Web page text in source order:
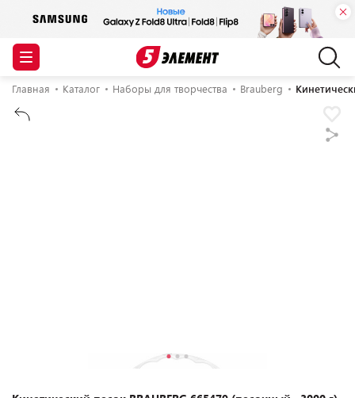
Главная Каталог Наборы для творчества Brauberg